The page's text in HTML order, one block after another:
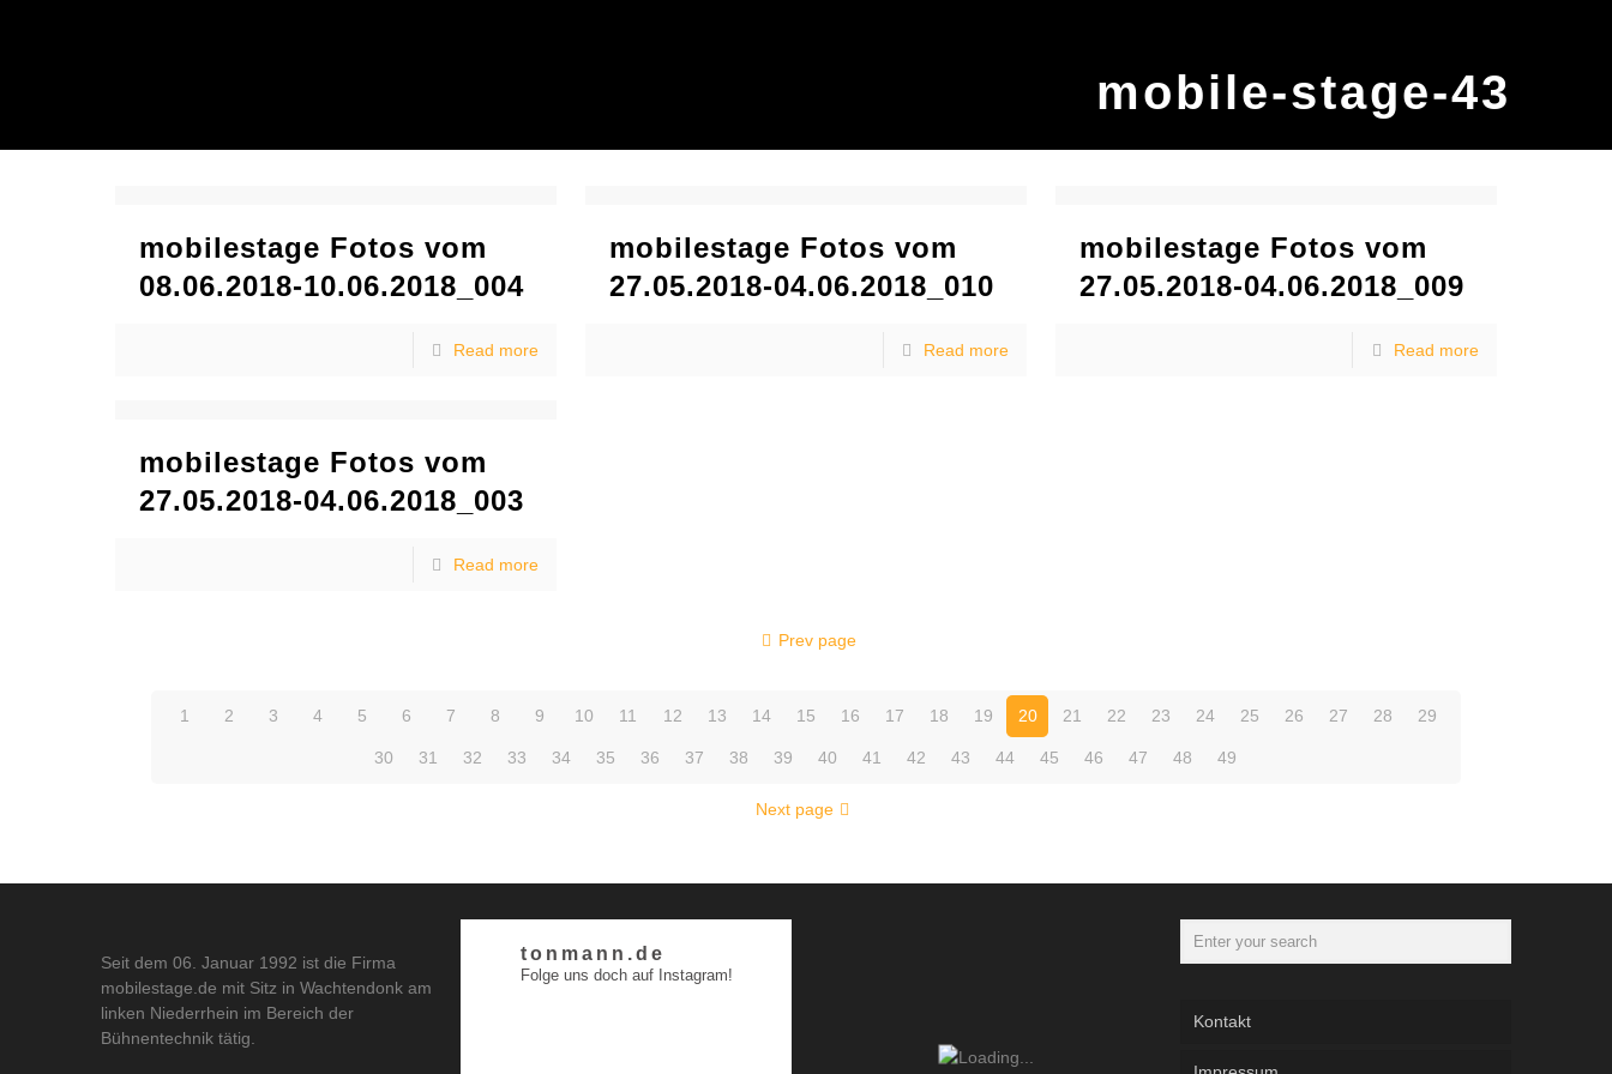
mobile-stage-43
mobilestage Fotos vom
08.06.2018-10.06.2018_004
Read more
mobilestage Fotos vom
27.05.2018-04.06.2018_010
Read more
mobilestage Fotos vom
27.05.2018-04.06.2018_009
Read more
mobilestage Fotos vom
27.05.2018-04.06.2018_003
Read more
Prev page
1 2 3 4 5 6 7 8 9 10 11 12 13 14 15 16 17 18 19 20 21 22 23 24 25 26 27 28 29
30 31 32 33 34 35 36 37 38 39 40 41 42 43 44 45 46 47 48 49
Next page
Seit dem 06. Januar 1992 ist die Firma
mobilestage.de mit Sitz in Wachtendonk am
linken Niederrhein im Bereich der
Bühnentechnik tätig.
tonmann.de
Folge uns doch auf Instagram!
Kontakt